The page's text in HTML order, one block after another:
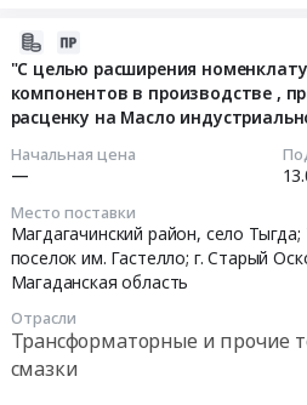
"С целью расширения
компонентов в производстве ,
расценку на Масло
Начальная цена
—
Место поставки
Магдагачинский район, село Тыгда; Тенькинский район,
поселок им. Гастелло; г. Старый
Магаданская область
Отрасли
Трансформаторные и прочие
смазки